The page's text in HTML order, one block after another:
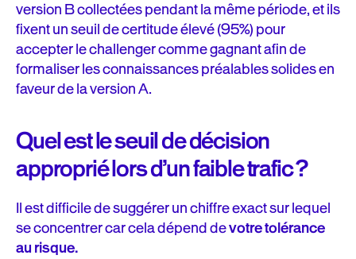
version B collectées pendant la même période, et ils
fixent un seuil de certitude élevé (95%) pour
accepter le challenger comme gagnant afin de
formaliser les connaissances préalables solides en
faveur de la version A.
Quel est le seuil de décision
approprié lors d’un faible trafic ?
Il est difficile de suggérer un chiffre exact sur lequel
se concentrer car cela dépend devotre tolérance
au risque.